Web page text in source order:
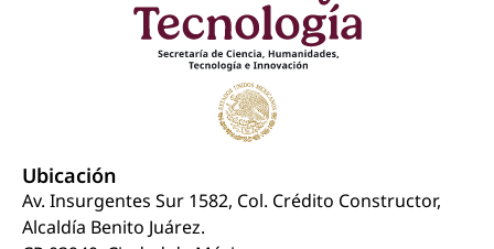
Ubicación
Av. Insurgentes Sur 1582, Col. Crédito Constructor,
Alcaldía Benito Juárez.